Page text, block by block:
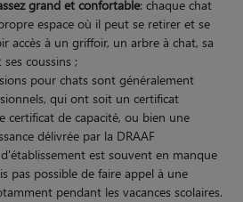
grand et confortable: chaque chat
espace où il peut se retirer et se
accès à un griffoir, un arbre à chat, sa
coussins ;
pour chats sont généralement
qui ont soit un certificat
certificat de capacité, ou bien une
délivrée par la DRAAF
est souvent en manque
pas possible de faire appel à une
pendant les vacances scolaires.